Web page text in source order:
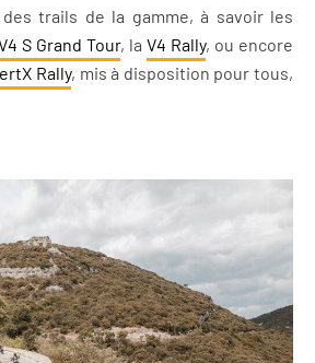
trails de la gamme, à savoir les
S Grand Tour, la V4 Rally, ou encore
Rally, mis à disposition pour tous,